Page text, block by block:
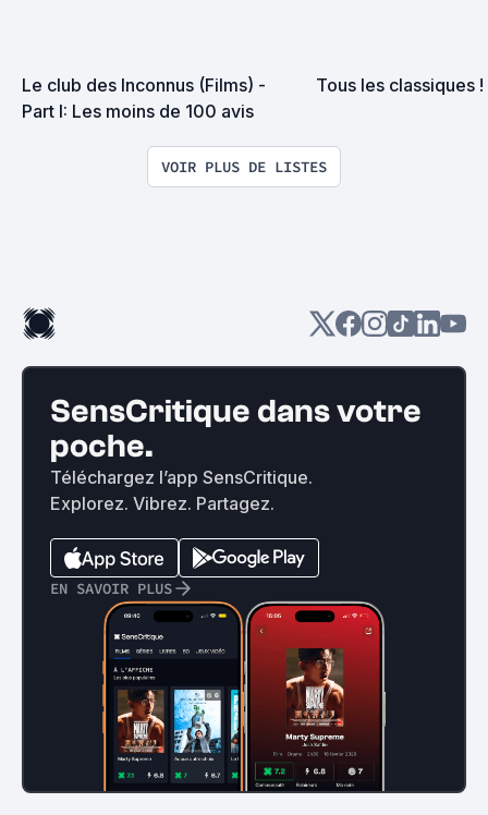
Le club des Inconnus (Films) -
Part I: Les moins de 100 avis
Tous les classiques !
VOIR PLUS DE LISTES
SensCritique dans votre
poche.
Téléchargez l’app SensCritique.
Explorez. Vibrez. Partagez.
EN SAVOIR PLUS